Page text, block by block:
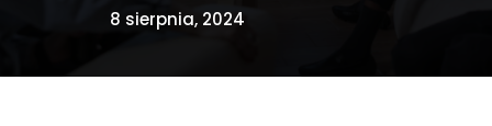
8 sierpnia, 2024